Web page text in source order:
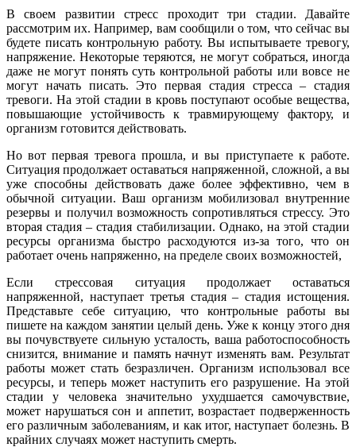
В своем развитии стресс проходит три стадии. Давайте
рассмотрим их. Например, вам сообщили о том, что сейчас вы
будете писать контрольную работу. Вы испытываете тревогу,
напряжение. Некоторые теряются, не могут собраться, иногда
даже не могут понять суть контрольной работы или вовсе не
могут начать писать. Это первая стадия стресса – стадия
тревоги. На этой стадии в кровь поступают особые вещества,
повышающие устойчивость к травмирующему фактору, и
организм готовится действовать.
Но вот первая тревога прошла, и вы приступаете к работе.
Ситуация продолжает оставаться напряженной, сложной, а вы
уже способны действовать даже более эффективно, чем в
обычной ситуации. Ваш организм мобилизовал внутренние
резервы и получил возможность сопротивляться стрессу. Это
вторая стадия – стадия стабилизации. Однако, на этой стадии
ресурсы организма быстро расходуются из-за того, что он
работает очень напряженно, на пределе своих возможностей,
Если стрессовая ситуация продолжает оставаться
напряженной, наступает третья стадия – стадия истощения.
Представьте себе ситуацию, что контрольные работы вы
пишете на каждом занятии целый день. Уже к концу этого дня
вы почувствуете сильную усталость, ваша работоспособность
снизится, внимание и память начнут изменять вам. Результат
работы может стать безразличен. Организм использовал все
ресурсы, и теперь может наступить его разрушение. На этой
стадии у человека значительно ухудшается самочувствие,
может нарушаться сон и аппетит, возрастает подверженность
его различным заболеваниям, и как итог, наступает болезнь. В
крайних случаях может наступить смерть.